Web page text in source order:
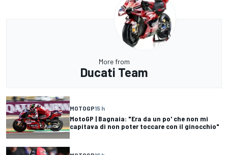
More from
Ducati Team
MOTOGP15 h
MotoGP | Bagnaia: "Era da un po' che non mi
capitava di non poter toccare con il ginocchio"